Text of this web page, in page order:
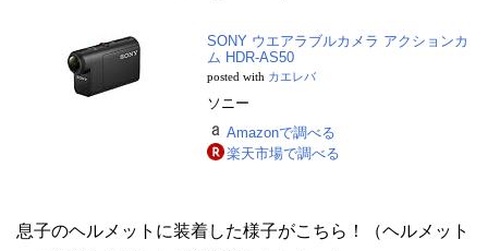
SONY ウエアラブルカメラ アクションカ
ム HDR-AS50
posted with カエレバ
ソニー
Amazonで調べる
楽天市場で調べる
息子のヘルメットに装着した様子がこちら！（ヘルメット